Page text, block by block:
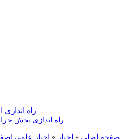
راه
راه اندازی بخش
صفحه اصلی » اخبار » اخبار علمي